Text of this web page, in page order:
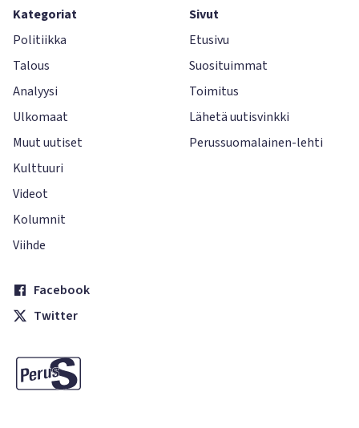
Kategoriat
Politiikka
Talous
Analyysi
Ulkomaat
Muut uutiset
Kulttuuri
Videot
Kolumnit
Viihde
Sivut
Etusivu
Suosituimmat
Toimitus
Lähetä uutisvinkki
Perussuomalainen-lehti
Facebook
Twitter